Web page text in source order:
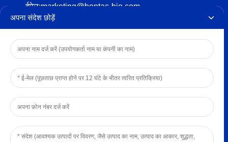
ईमेल:marketing@bontac-bio.com
पता:12-13f, ब्लॉक 3b, hengtaiyu बिल्डिंग, तांगवेई समुदाय,
fenghuang स्ट्रीट, गुआंगमिंग जिला, शेन्ज़ेन
कॉपीराइट © 2024 बोंटैक बायो-इंजीनियरिंग (शेन्ज़ेन) कं, लिमिटेड
गोपनीयता नीति
अपना संदेश छोड़ें